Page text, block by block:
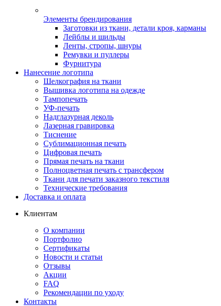
Элементы брендирования
Заготовки из ткани, детали кроя, карманы
Лейблы и шильды
Ленты, стропы, шнуры
Ремувки и пуллеры
Фурнитура
Нанесение логотипа
Шелкография на ткани
Вышивка логотипа на одежде
Тампопечать
УФ-печать
Надглазурная деколь
Лазерная гравировка
Тиснение
Сублимационная печать
Цифровая печать
Прямая печать на ткани
Полноцветная печать с трансфером
Ткани для печати заказного текстиля
Технические требования
Доставка и оплата
Клиентам
О компании
Портфолио
Сертификаты
Новости и статьи
Отзывы
Акции
FAQ
Рекомендации по уходу
Контакты